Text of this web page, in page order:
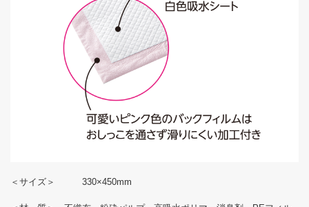
＜サイズ＞ 330×450mm